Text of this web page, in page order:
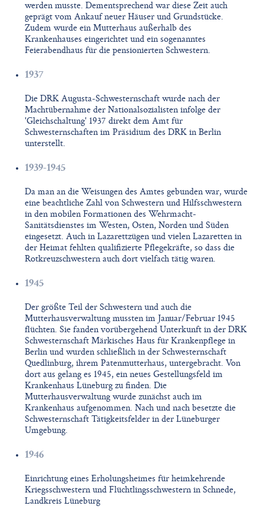
werden musste. Dementsprechend war diese Zeit auch
geprägt vom Ankauf neuer Häuser und Grundstücke.
Zudem wurde ein Mutterhaus außerhalb des
Krankenhauses eingerichtet und ein sogenanntes
Feierabendhaus für die pensionierten Schwestern.
1937
Die DRK Augusta-Schwesternschaft wurde nach der
Machtübernahme der Nationalsozialisten infolge der
'Gleichschaltung' 1937 direkt dem Amt für
Schwesternschaften im Präsidium des DRK in Berlin
unterstellt.
1939-1945
Da man an die Weisungen des Amtes gebunden war, wurde
eine beachtliche Zahl von Schwestern und Hilfsschwestern
in den mobilen Formationen des Wehrmacht-
Sanitätsdienstes im Westen, Osten, Norden und Süden
eingesetzt. Auch in Lazarettzügen und vielen Lazaretten in
der Heimat fehlten qualifizierte Pflegekräfte, so dass die
Rotkreuzschwestern auch dort vielfach tätig waren.
1945
Der größte Teil der Schwestern und auch die
Mutterhausverwaltung mussten im Januar/Februar 1945
flüchten. Sie fanden vorübergehend Unterkunft in der DRK
Schwesternschaft Märkisches Haus für Krankenpflege in
Berlin und wurden schließlich in der Schwesternschaft
Quedlinburg, ihrem Patenmutterhaus, untergebracht. Von
dort aus gelang es 1945, ein neues Gestellungsfeld im
Krankenhaus Lüneburg zu finden. Die
Mutterhausverwaltung wurde zunächst auch im
Krankenhaus aufgenommen. Nach und nach besetzte die
Schwesternschaft Tätigkeitsfelder in der Lüneburger
Umgebung.
1946
Einrichtung eines Erholungsheimes für heimkehrende
Kriegsschwestern und Flüchtlingsschwestern in Schnede,
Landkreis Lüneburg